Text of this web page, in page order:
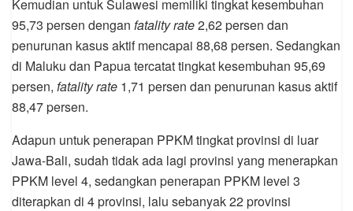
Kemudian untuk Sulawesi memiliki tingkat kesembuhan
95,73 persen dengan fatality rate2,62 persen dan
penurunan kasus aktif mencapai 88,68 persen. Sedangkan
di Maluku dan Papua tercatat tingkat kesembuhan 95,69
persen, fatality rate 1,71 persen dan penurunan kasus aktif
88,47 persen.
Adapun untuk penerapan PPKM tingkat provinsi di luar
Jawa-Bali, sudah tidak ada lagi provinsi yang menerapkan
PPKM level 4, sedangkan penerapan PPKM level 3
diterapkan di 4 provinsi, lalu sebanyak 22 provinsi